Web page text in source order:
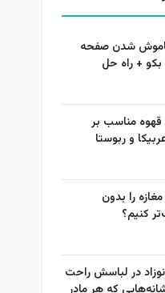
شدن صفحه
+ راه حل
مناسب بر
و ربوستا
را بدون
کنیم؟
در لباسش راحت